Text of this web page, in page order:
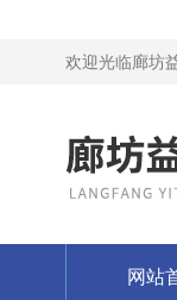
欢迎光临廊坊
网站